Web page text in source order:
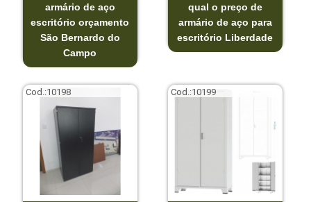
armário de aço
escritório orçamento
São Bernardo do
Campo
qual o preço de
armário de aço para
escritório Liberdade
Cod.:10198 Cod.:10199